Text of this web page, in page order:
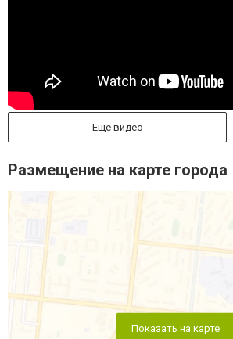
Еще видео
Размещение на карте города
Показать на карте